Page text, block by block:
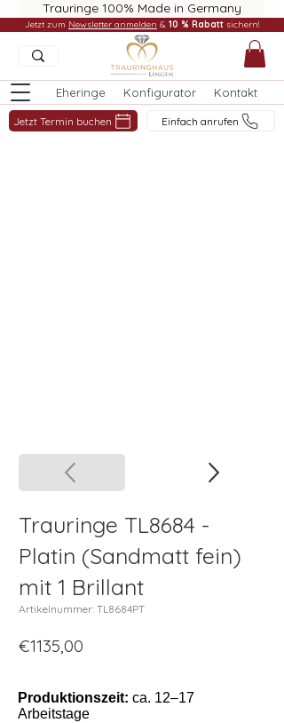
Trauringe 100% Made in Germany
Eheringe Konfigurator Kontakt
Jetzt Termin buchen Einfach anrufen
Jetzt zum Newsletter anmelden & 10 % Rabatt sichern!
Trauringe TL8684 -
Platin (Sandmatt fein)
mit 1 Brillant
Artikelnummer: TL8684PT
€1135,00
Produktionszeit: ca. 12–17
Arbeitstage